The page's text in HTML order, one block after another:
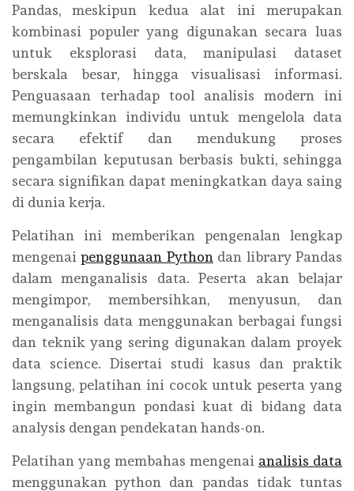
Pandas, meskipun kedua alat ini merupakan
kombinasi populer yang digunakan secara luas
untuk eksplorasi data, manipulasi dataset
berskala besar, hingga visualisasi informasi.
Penguasaan terhadap tool analisis modern ini
memungkinkan individu untuk mengelola data
secara efektif dan mendukung proses
pengambilan keputusan berbasis bukti, sehingga
secara signifikan dapat meningkatkan daya saing
di dunia kerja.
Pelatihan ini memberikan pengenalan lengkap
mengenaipenggunaan Python dan library Pandas
dalam menganalisis data. Peserta akan belajar
mengimpor, membersihkan, menyusun, dan
menganalisis data menggunakan berbagai fungsi
dan teknik yang sering digunakan dalam proyek
data science. Disertai studi kasus dan praktik
langsung, pelatihan ini cocok untuk peserta yang
ingin membangun pondasi kuat di bidang data
analysis dengan pendekatan hands-on.
Pelatihan yang membahas mengenai analisis data
menggunakan python dan pandas tidak tuntas